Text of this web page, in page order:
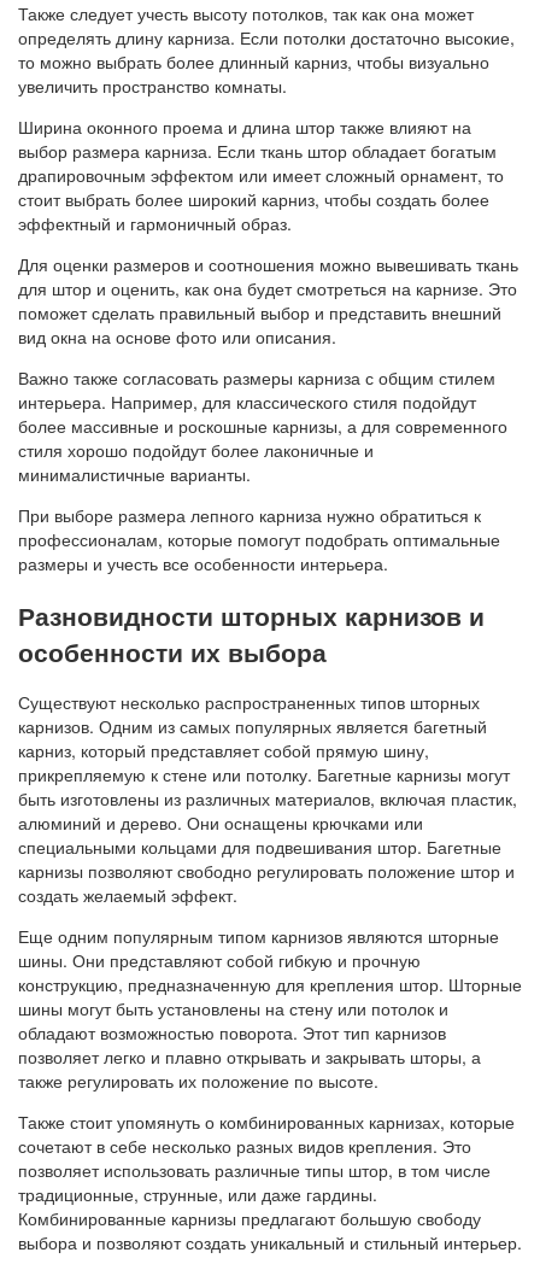
Также следует учесть высоту потолков, так как она может
определять длину карниза. Если потолки достаточно высокие,
то можно выбрать более длинный карниз, чтобы визуально
увеличить пространство комнаты.
Ширина оконного проема и длина штор также влияют на
выбор размера карниза. Если ткань штор обладает богатым
драпировочным эффектом или имеет сложный орнамент, то
стоит выбрать более широкий карниз, чтобы создать более
эффектный и гармоничный образ.
Для оценки размеров и соотношения можно вывешивать ткань
для штор и оценить, как она будет смотреться на карнизе. Это
поможет сделать правильный выбор и представить внешний
вид окна на основе фото или описания.
Важно также согласовать размеры карниза с общим стилем
интерьера. Например, для классического стиля подойдут
более массивные и роскошные карнизы, а для современного
стиля хорошо подойдут более лаконичные и
минималистичные варианты.
При выборе размера лепного карниза нужно обратиться к
профессионалам, которые помогут подобрать оптимальные
размеры и учесть все особенности интерьера.
Разновидности шторных карнизов и
особенности их выбора
Существуют несколько распространенных типов шторных
карнизов. Одним из самых популярных является багетный
карниз, который представляет собой прямую шину,
прикрепляемую к стене или потолку. Багетные карнизы могут
быть изготовлены из различных материалов, включая пластик,
алюминий и дерево. Они оснащены крючками или
специальными кольцами для подвешивания штор. Багетные
карнизы позволяют свободно регулировать положение штор и
создать желаемый эффект.
Еще одним популярным типом карнизов являются шторные
шины. Они представляют собой гибкую и прочную
конструкцию, предназначенную для крепления штор. Шторные
шины могут быть установлены на стену или потолок и
обладают возможностью поворота. Этот тип карнизов
позволяет легко и плавно открывать и закрывать шторы, а
также регулировать их положение по высоте.
Также стоит упомянуть о комбинированных карнизах, которые
сочетают в себе несколько разных видов крепления. Это
позволяет использовать различные типы штор, в том числе
традиционные, струнные, или даже гардины.
Комбинированные карнизы предлагают большую свободу
выбора и позволяют создать уникальный и стильный интерьер.